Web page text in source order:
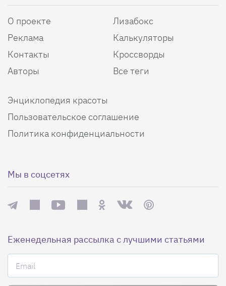
О проекте
Реклама
Контакты
Авторы
Лизабокс
Калькуляторы
Кроссворды
Все теги
Энциклопедия красоты
Пользовательское соглашение
Политика конфиденциальности
Мы в соцсетях
Еженедельная рассылка с лучшими статьями